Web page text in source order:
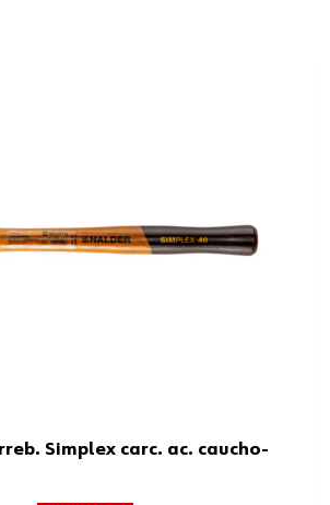
Simplex carc. ac. caucho-